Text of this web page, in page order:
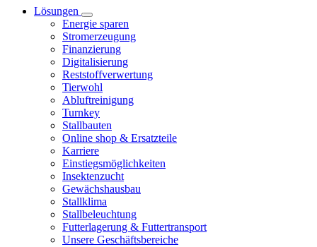
Lösungen
Energie sparen
Stromerzeugung
Finanzierung
Digitalisierung
Reststoffverwertung
Tierwohl
Abluftreinigung
Turnkey
Stallbauten
Online shop & Ersatzteile
Karriere
Einstiegsmöglichkeiten
Insektenzucht
Gewächshausbau
Stallklima
Stallbeleuchtung
Futterlagerung & Futtertransport
Unsere Geschäftsbereiche